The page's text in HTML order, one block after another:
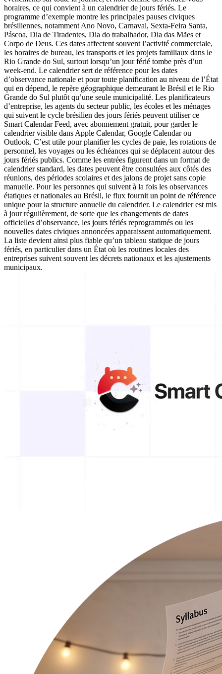
horaires, ce qui convient à un calendrier de jours fériés. Le
programme d’exemple montre les principales pauses civiques
brésiliennes, notamment Ano Novo, Carnaval, Sexta-Feira Santa,
Páscoa, Dia de Tiradentes, Dia do trabalhador, Dia das Mães et
Corpo de Deus. Ces dates affectent souvent l’activité commerciale,
les horaires de bureau, les transports et les projets familiaux dans le
Rio Grande do Sul, surtout lorsqu’un jour férié tombe près d’un
week-end. Le calendrier sert de référence pour les dates
d’observance nationale et pour toute planification au niveau de l’État
qui en dépend, le repère géographique demeurant le Brésil et le Rio
Grande do Sul plutôt qu’une seule municipalité. Les planificateurs
d’entreprise, les agents du secteur public, les écoles et les ménages
qui suivent le cycle brésilien des jours fériés peuvent utiliser ce
Smart Calendar Feed, avec abonnement gratuit, pour garder le
calendrier visible dans Apple Calendar, Google Calendar ou
Outlook. C’est utile pour planifier les cycles de paie, les rotations de
personnel, les voyages ou les échéances qui se déplacent autour des
jours fériés publics. Comme les entrées figurent dans un format de
calendrier standard, les dates peuvent être consultées aux côtés des
réunions, des périodes scolaires et des jalons de projet sans copie
manuelle. Pour les personnes qui suivent à la fois les observances
étatiques et nationales au Brésil, le flux fournit un point de référence
unique pour la structure annuelle du calendrier. Le calendrier est mis
à jour régulièrement, de sorte que les changements de dates
officielles d’observance, les jours fériés reprogrammés ou les
nouvelles dates civiques annoncées apparaissent automatiquement.
La liste devient ainsi plus fiable qu’un tableau statique de jours
fériés, en particulier dans un État où les routines locales des
entreprises suivent souvent les décrets nationaux et les ajustements
municipaux.